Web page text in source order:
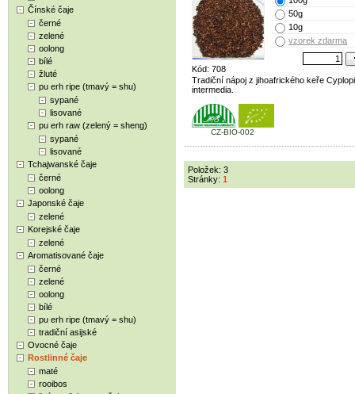
Čínské čaje
černé
zelené
oolong
bílé
žluté
pu erh ripe (tmavý = shu)
sypané
lisované
pu erh raw (zelený = sheng)
sypané
lisované
Tchajwanské čaje
černé
oolong
Japonské čaje
zelené
Korejské čaje
zelené
Aromatisované čaje
černé
zelené
oolong
bílé
pu erh ripe (tmavý = shu)
tradiční asijské
Ovocné čaje
Rostlinné čaje
maté
rooibos
Kód: 708
50g
10g
vzorek zdarma
Tradiční nápoj z jihoafrického keře
intermedia.
CZ-BIO-002
Položek: 3
Stránky: 1